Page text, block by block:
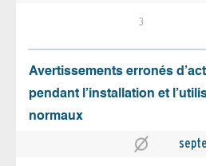
3
Avertissements erronés
pendant l’installation et
normaux